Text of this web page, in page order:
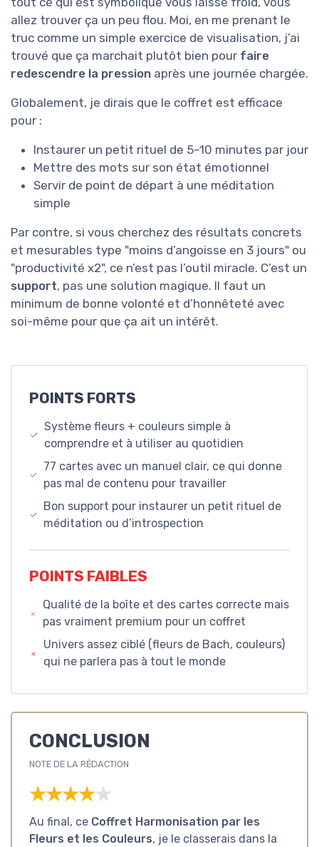
allez trouver ça un peu flou. Moi, en me prenant le
truc comme un simple exercice de visualisation, j’ai
trouvé que ça marchait plutôt bien pour faire
redescendre la pression après une journée chargée.
Globalement, je dirais que le coffret est efficace
pour :
Instaurer un petit rituel de 5–10 minutes par jour
Mettre des mots sur son état émotionnel
Servir de point de départ à une méditation
simple
Par contre, si vous cherchez des résultats concrets
et mesurables type "moins d’angoisse en 3 jours" ou
"productivité x2", ce n’est pas l’outil miracle. C’est un
support, pas une solution magique. Il faut un
minimum de bonne volonté et d’honnêteté avec
soi-même pour que ça ait un intérêt.
POINTS FORTS
Système fleurs + couleurs simple à
comprendre et à utiliser au quotidien
77 cartes avec un manuel clair, ce qui donne
pas mal de contenu pour travailler
Bon support pour instaurer un petit rituel de
méditation ou d’introspection
POINTS FAIBLES
Qualité de la boîte et des cartes correcte mais
pas vraiment premium pour un coffret
Univers assez ciblé (fleurs de Bach, couleurs)
qui ne parlera pas à tout le monde
CONCLUSION
NOTE DE LA RÉDACTION
★★★★★
★★★★★
Au final, ce Coffret Harmonisation par les
Fleurs et les Couleurs, je le classerais dans la